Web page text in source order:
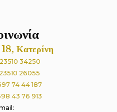
Κατερίνη
34250
26055
74 44 187
43 76 913